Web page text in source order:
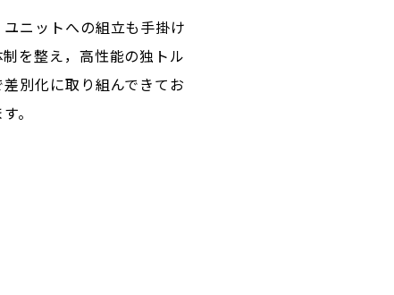
ニットへの組立も手掛け
を整え，高性能の独トル
別化に取り組んできてお
。